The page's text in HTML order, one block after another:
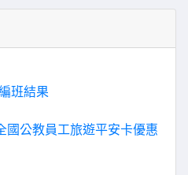
班結果
國公教員工旅遊平安卡優惠